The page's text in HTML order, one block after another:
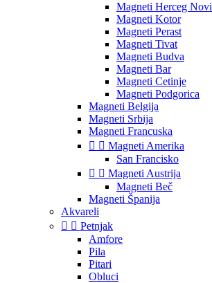
Magneti Herceg Novi
Magneti Kotor
Magneti Perast
Magneti Tivat
Magneti Budva
Magneti Bar
Magneti Cetinje
Magneti Podgorica
Magneti Belgija
Magneti Srbija
Magneti Francuska
  Magneti Amerika
San Francisko
  Magneti Austrija
Magneti Beč
Magneti Španija
Akvareli
  Petnjak
Amfore
Pila
Pitari
Obluci